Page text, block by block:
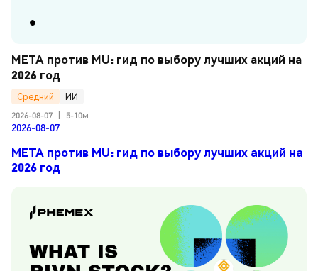
META против MU: гид по выбору лучших акций на
2026 год
Средний
ИИ
2026-08-07
5-10м
2026-08-07
META против MU: гид по выбору лучших акций на
2026 год